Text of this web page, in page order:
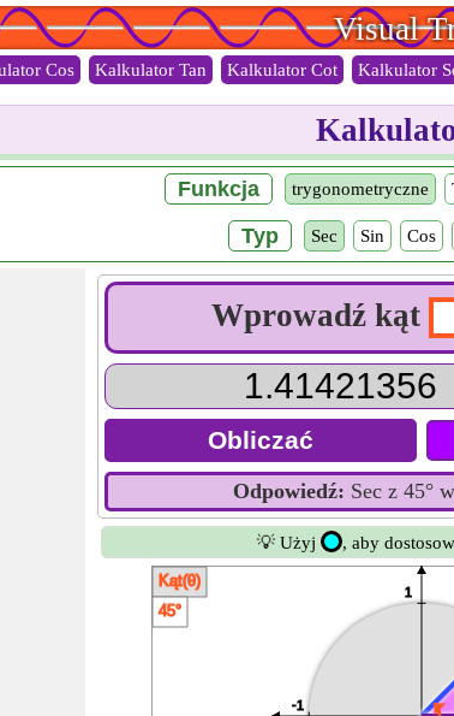
Visual
Cos Kalkulator Tan Kalkulator Cot Kalkulator
Funkcja trygonometryczne
Typ Sec Sin Cos
Wprowadź kąt
Odpowiedź: Sec z 45°
💡 Użyj , aby